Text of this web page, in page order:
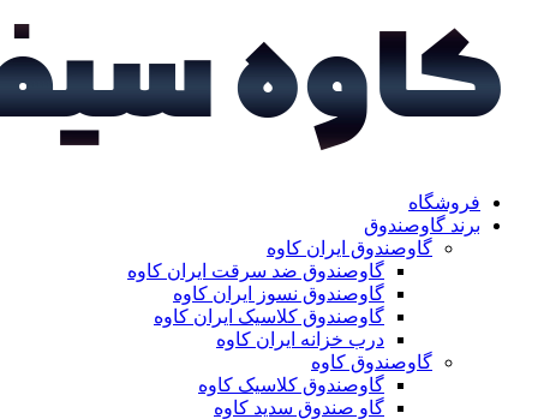
فروشگاه
برند گاوصندوق
گاوصندوق ایران کاوه
گاوصندوق ضد سرقت ایران کاوه
گاوصندوق نسوز ایران کاوه
گاوصندوق کلاسیک ایران کاوه
درب خزانه ایران کاوه
گاوصندوق کاوه
گاوصندوق کلاسیک کاوه
گاو صندوق سدید کاوه